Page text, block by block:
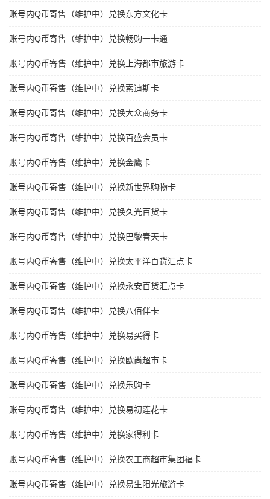
账号内Q币寄售（维护中）兑换东方文化卡
账号内Q币寄售（维护中）兑换畅购一卡通
账号内Q币寄售（维护中）兑换上海都市旅游卡
账号内Q币寄售（维护中）兑换索迪斯卡
账号内Q币寄售（维护中）兑换大众商务卡
账号内Q币寄售（维护中）兑换百盛会员卡
账号内Q币寄售（维护中）兑换金鹰卡
账号内Q币寄售（维护中）兑换新世界购物卡
账号内Q币寄售（维护中）兑换久光百货卡
账号内Q币寄售（维护中）兑换巴黎春天卡
账号内Q币寄售（维护中）兑换太平洋百货汇点卡
账号内Q币寄售（维护中）兑换永安百货汇点卡
账号内Q币寄售（维护中）兑换八佰伴卡
账号内Q币寄售（维护中）兑换易买得卡
账号内Q币寄售（维护中）兑换欧尚超市卡
账号内Q币寄售（维护中）兑换乐购卡
账号内Q币寄售（维护中）兑换易初莲花卡
账号内Q币寄售（维护中）兑换家得利卡
账号内Q币寄售（维护中）兑换农工商超市集团福卡
账号内Q币寄售（维护中）兑换易生阳光旅游卡